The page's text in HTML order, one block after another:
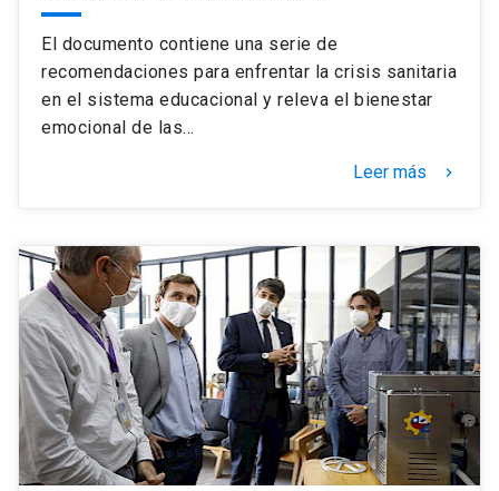
El documento contiene una serie de
recomendaciones para enfrentar la crisis sanitaria
en el sistema educacional y releva el bienestar
emocional de las…
Leer más keyboard_arrow_right